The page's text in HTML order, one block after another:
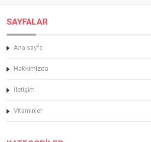
SAYFALAR
Ana sayfa
Hakkimizda
İletişim
Vitaminler